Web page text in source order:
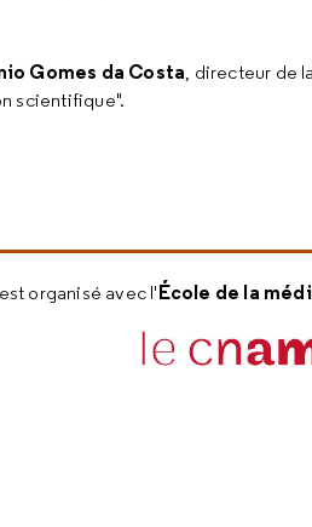
Gomes da Costa, directeur de
scientifique".
organisé avec l'École de la